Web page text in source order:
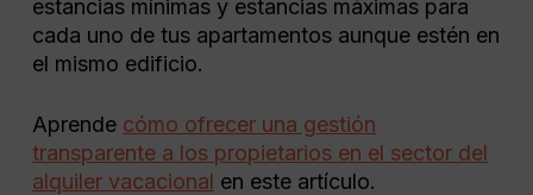
estancias mínimas y estancias máximas para
cada uno de tus apartamentos aunque estén en
el mismo edificio.
Aprende cómo ofrecer una gestión
transparente a los propietarios en el sector del
alquiler vacacional en este artículo.